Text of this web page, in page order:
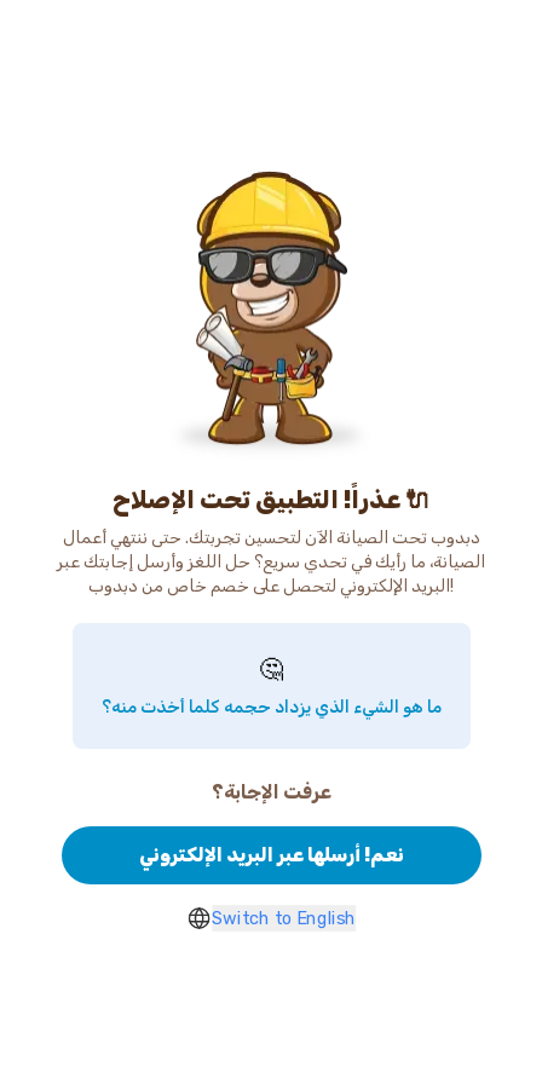
عذراً! التطبيق تحت الإصلاح 🔌
دبدوب تحت الصيانة الآن لتحسين تجربتك. حتى ننتهي أعمال
الصيانة، ما رأيك في تحدي سريع؟ حل اللغز وأرسل إجابتك عبر
البريد الإلكتروني لتحصل على خصم خاص من دبدوب!
🤔
ما هو الشيء الذي يزداد حجمه كلما أخذت منه؟
عرفت الإجابة؟
نعم! أرسلها عبر البريد الإلكتروني
Switch to English